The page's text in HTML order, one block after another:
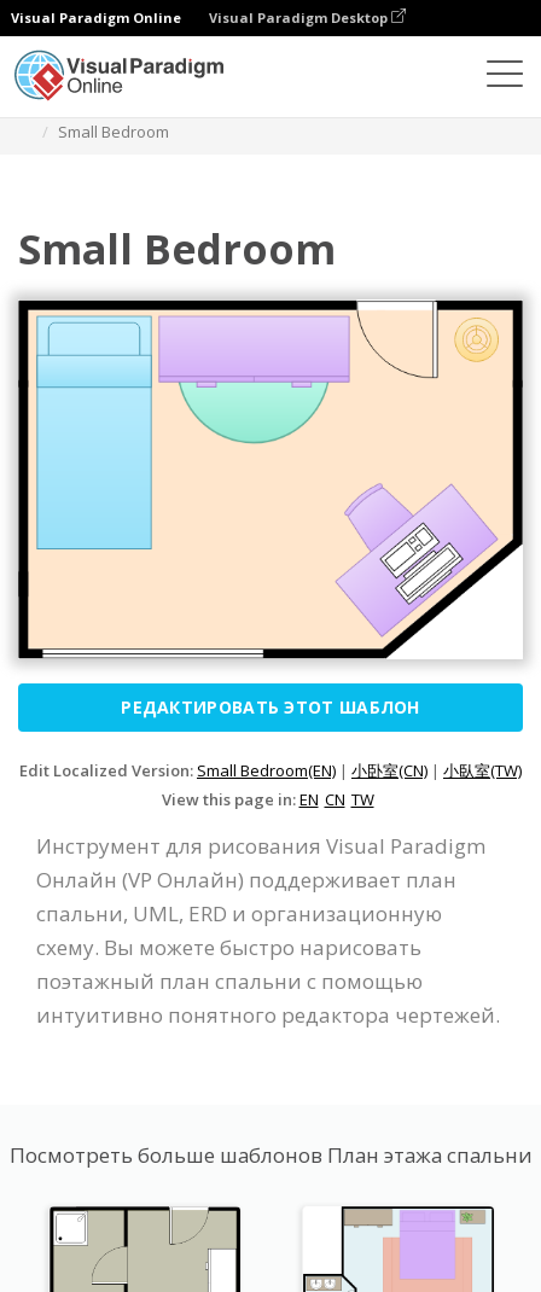
Visual Paradigm Online Visual Paradigm Desktop
Small Bedroom
Small Bedroom
РЕДАКТИРОВАТЬ ЭТОТ ШАБЛОН
Edit Localized Version: Small Bedroom(EN) | 小卧室(CN) | 小臥室(TW)
View this page in:EN CN TW
Инструмент для рисования Visual Paradigm
Онлайн (VP Онлайн) поддерживает план
спальни, UML, ERD и организационную
схему. Вы можете быстро нарисовать
поэтажный план спальни с помощью
интуитивно понятного редактора чертежей.
Посмотреть больше шаблонов План этажа спальни